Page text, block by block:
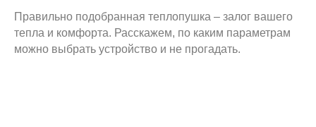
Правильно подобранная теплопушка – залог вашего
тепла и комфорта. Расскажем, по каким параметрам
можно выбрать устройство и не прогадать.